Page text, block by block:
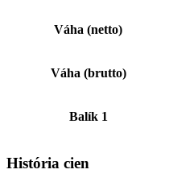
Váha (netto)
Váha (brutto)
Balík 1
História cien